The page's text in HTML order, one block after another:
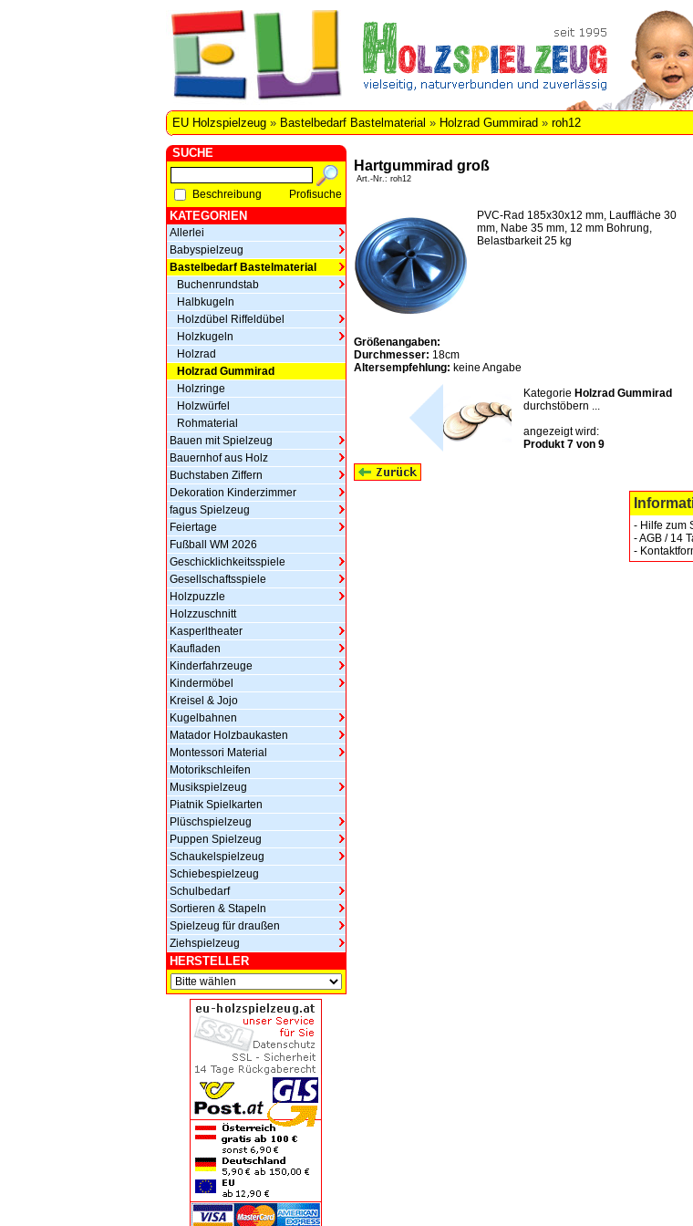
EU Holzspielzeug » Bastelbedarf Bastelmaterial » Holzrad Gummirad » roh12
SUCHE
Beschreibung Profisuche
KATEGORIEN
Allerlei
Babyspielzeug
Bastelbedarf Bastelmaterial
Buchenrundstab
Halbkugeln
Holzdübel Riffeldübel
Holzkugeln
Holzrad
Holzrad Gummirad
Holzringe
Holzwürfel
Rohmaterial
Bauen mit Spielzeug
Bauernhof aus Holz
Buchstaben Ziffern
Dekoration Kinderzimmer
fagus Spielzeug
Feiertage
Fußball WM 2026
Geschicklichkeitsspiele
Gesellschaftsspiele
Holzpuzzle
Holzzuschnitt
Kasperltheater
Kaufladen
Kinderfahrzeuge
Kindermöbel
Kreisel & Jojo
Kugelbahnen
Matador Holzbaukasten
Montessori Material
Motorikschleifen
Musikspielzeug
Piatnik Spielkarten
Plüschspielzeug
Puppen Spielzeug
Schaukelspielzeug
Schiebespielzeug
Schulbedarf
Sortieren & Stapeln
Spielzeug für draußen
Ziehspielzeug
HERSTELLER
Hartgummirad groß
Art.-Nr.: roh12
PVC-Rad 185x30x12 mm, Lauffläche 30
mm, Nabe 35 mm, 12 mm Bohrung,
Belastbarkeit 25 kg
Größenangaben:
Durchmesser: 18cm
Altersempfehlung: keine Angabe
Kategorie Holzrad Gummirad
durchstöbern ...
angezeigt wird:
Produkt 7 von 9
- Hilfe zum
-AGB / 14
-